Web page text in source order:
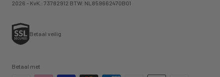
2026 - KvK.: 73782912 BTW: NL859662470B01
Betaal veilig
Betaal met